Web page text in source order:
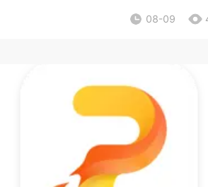
制作方法，能够让我们轻轻松松的将手机里面的
个图片进行拼接制作，非常的方便。
08-09